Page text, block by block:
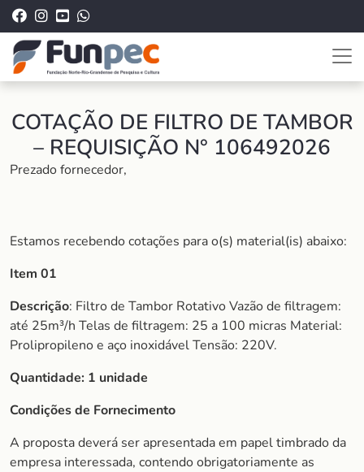
COTAÇÃO DE FILTRO DE TAMBOR
– REQUISIÇÃO N° 106492026
Prezado fornecedor,
Estamos recebendo cotações para o(s) material(is) abaixo:
Item 01
Descrição: Filtro de Tambor Rotativo Vazão de filtragem:
até 25m³/h Telas de filtragem: 25 a 100 micras Material:
Prolipropileno e aço inoxidável Tensão: 220V.
Quantidade: 1 unidade
Condições de Fornecimento
A proposta deverá ser apresentada em papel timbrado da
empresa interessada, contendo obrigatoriamente as